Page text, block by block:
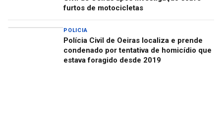
furtos de motocicletas
POLICIA
Polícia Civil de Oeiras localiza e prende
condenado por tentativa de homicídio que
estava foragido desde 2019